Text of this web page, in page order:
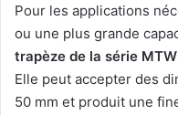
Pour les applications
ou une plus grande
trapèze de la série MTW
Elle peut accepter des
50 mm et produit une